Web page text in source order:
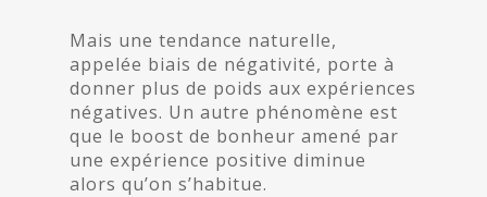
Mais une tendance naturelle,
appelée biais de négativité, porte à
donner plus de poids aux expériences
négatives. Un autre phénomène est
que le boost de bonheur amené par
une expérience positive diminue
alors qu’on s’habitue.